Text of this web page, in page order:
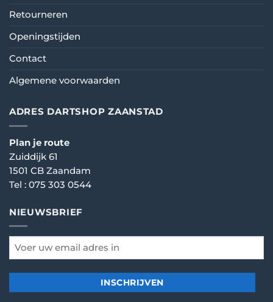
Retourneren
Openingstijden
Contact
Algemene voorwaarden
ADRES DARTSHOP ZAANSTAD
Plan je route
Zuiddijk 61
1501 CB Zaandam
Tel : 075 303 0544
NIEUWSBRIEF
email
*